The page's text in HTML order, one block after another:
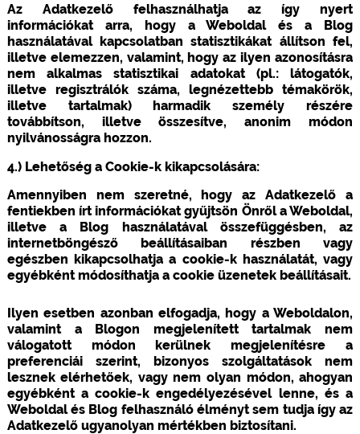
Az Adatkezelő felhasználhatja az így nyert
információkat arra, hogy a Weboldal és a Blog
használatával kapcsolatban statisztikákat állítson fel,
illetve elemezzen, valamint, hogy az ilyen azonosításra
nem alkalmas statisztikai adatokat (pl.: látogatók,
illetve regisztrálók száma, legnézettebb témakörök,
illetve tartalmak) harmadik személy részére
továbbítson, illetve összesítve, anonim módon
nyilvánosságra hozzon.
4.) Lehetőség a Cookie-k kikapcsolására:
Amennyiben nem szeretné, hogy az Adatkezelő a
fentiekben írt információkat gyűjtsön Önről a Weboldal,
illetve a Blog használatával összefüggésben, az
internetböngésző beállításaiban részben vagy
egészben kikapcsolhatja a cookie-k használatát, vagy
egyébként módosíthatja a cookie üzenetek beállításait.
Ilyen esetben azonban elfogadja, hogy a Weboldalon,
valamint a Blogon megjelenített tartalmak nem
válogatott módon kerülnek megjelenítésre a
preferenciái szerint, bizonyos szolgáltatások nem
lesznek elérhetőek, vagy nem olyan módon, ahogyan
egyébként a cookie-k engedélyezésével lenne, és a
Weboldal és Blog felhasználó élményt sem tudja így az
Adatkezelő ugyanolyan mértékben biztosítani.